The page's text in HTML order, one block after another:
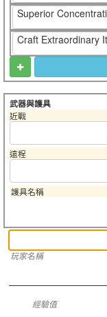
Superior
Craft Extraordinary
武器與護具
近戰
遠程
護具名稱
玩家名稱
經驗值